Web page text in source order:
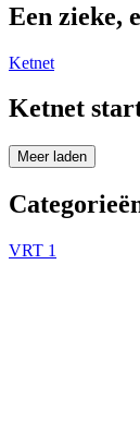
Een zieke,
Ketnet
Ketnet
Meer laden
VRT 1